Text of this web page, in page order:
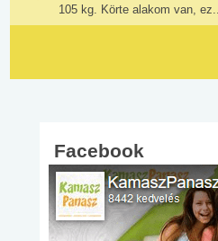
105 kg. Körte alakom van, ez...
Facebook